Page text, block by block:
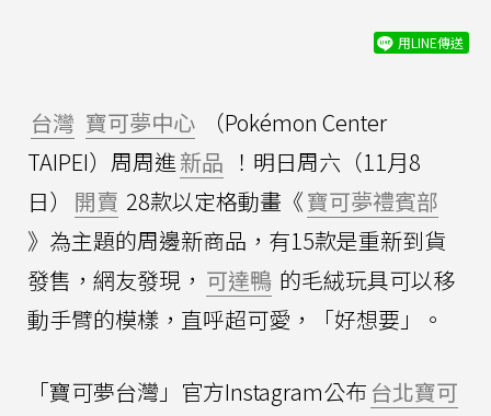
用LINE傳送
台灣 寶可夢中心
（Pokémon Center
TAIPEI）周周進新品 ！明日周六（11月8
日）
開賣 28款以定格動畫《寶可夢禮賓部
》為主題的周邊新商品，有15款是重新到貨
發售，網友發現， 可達鴨 的毛絨玩具可以移
動手臂的模樣，直呼超可愛，「好想要」。
「寶可夢台灣」官方Instagram公布 台北寶可